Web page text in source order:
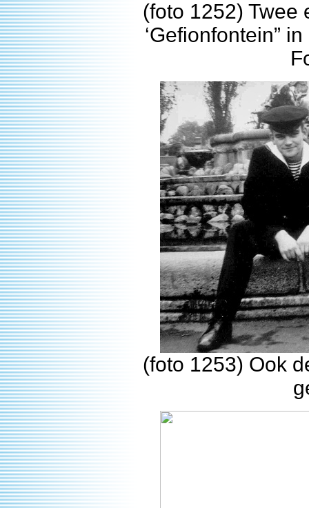
(foto 1252) Twee
‘Gefionfontein”
(foto 1253) Ook